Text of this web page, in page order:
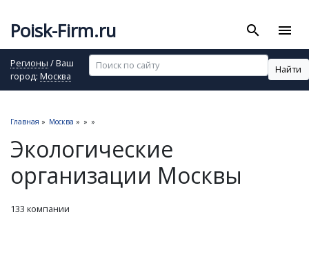
Poisk-Firm.ru search menu
Регионы / Ваш
город: Москва
Найти
Главная » Москва » » »
Экологические
организации Москвы
133 компании